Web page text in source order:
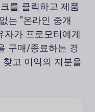
를 클릭하고 제품
는 "온라인 중개
자가 프로모터에게
구매/종료하는 경
고 이익의 지분을